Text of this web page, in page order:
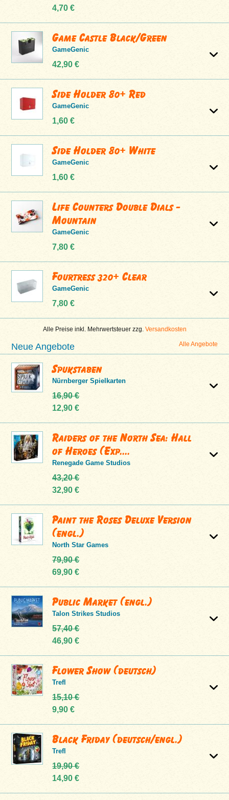
4,70 €
Game Castle Black/Green
GameGenic
42,90 €
Side Holder 80+ Red
GameGenic
1,60 €
Side Holder 80+ White
GameGenic
1,60 €
Life Counters Double Dials -
Mountain
GameGenic
7,80 €
Fourtress 320+ Clear
GameGenic
7,80 €
Alle Preise inkl. Mehrwertsteuer zzg. Versandkosten
Alle Angebote
Neue Angebote
Spukstaben
Nürnberger Spielkarten
16,90 €
12,90 €
Raiders of the North Sea: Hall
of Heroes (Exp....
Renegade Game Studios
43,20 €
32,90 €
Paint the Roses Deluxe Version
(engl.)
North Star Games
79,90 €
69,90 €
Public Market (engl.)
Talon Strikes Studios
57,40 €
46,90 €
Flower Show (deutsch)
Trefl
15,10 €
9,90 €
Black Friday (deutsch/engl.)
Trefl
19,90 €
14,90 €